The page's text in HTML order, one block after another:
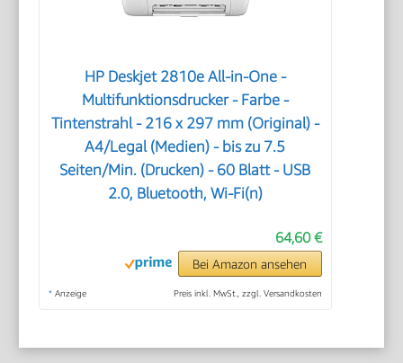
HP Deskjet 2810e All-in-One -
Multifunktionsdrucker - Farbe -
Tintenstrahl - 216 x 297 mm (Original) -
A4/Legal (Medien) - bis zu 7.5
Seiten/Min. (Drucken) - 60 Blatt - USB
2.0, Bluetooth, Wi-Fi(n)
64,60 €
Bei Amazon ansehen
* Anzeige Preis inkl. MwSt., zzgl. Versandkosten